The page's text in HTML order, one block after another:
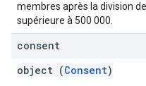
membres après la division
supérieure à 500 000.
consent
object (Consent)